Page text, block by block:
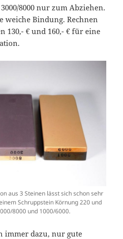
8000 nur zum Abziehen.
weiche Bindung. Rechnen
130,- € und 160,- € für eine
aus 3 Steinen lässt sich schon sehr
Schruppstein Körnung 220 und
8000 und 1000/6000.
immer dazu, nur gute